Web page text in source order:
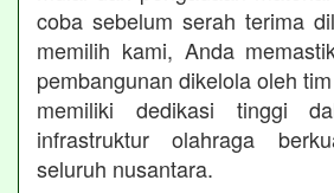
coba sebelum serah terima
memilih kami, Anda
pembangunan dikelola oleh
memiliki dedikasi tinggi
infrastruktur olahraga
seluruh nusantara.